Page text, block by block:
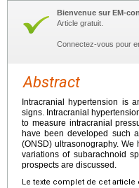
Bienvenue sur EM-
Article gratuit.
Connectez-vous pour
Abstract
Intracranial hypertension is
signs. Intracranial
to measure intracranial
have been developed such
(ONSD) ultrasonography.
variations of subarachnoid
prospects are discussed.
Le texte complet de cet article